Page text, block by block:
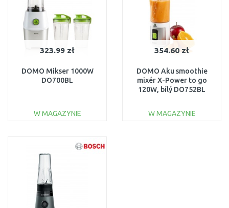
323.99 zł
DOMO Mikser 1000W
DO700BL
W MAGAZYNIE
Do porównania
354.60 zł
DOMO Aku smoothie
mixér X-Power to go
120W, bílý DO752BL
W MAGAZYNIE